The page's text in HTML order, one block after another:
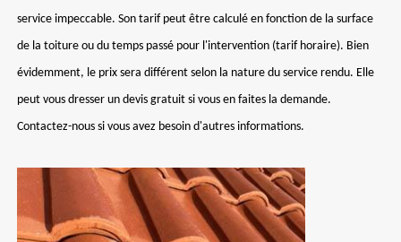
service impeccable. Son tarif peut être calculé en fonction de la surface
de la toiture ou du temps passé pour l'intervention (tarif horaire). Bien
évidemment, le prix sera différent selon la nature du service rendu. Elle
peut vous dresser un devis gratuit si vous en faites la demande.
Contactez-nous si vous avez besoin d'autres informations.